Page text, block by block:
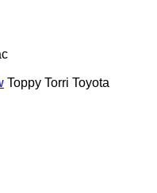
Toppy Torri Toyota